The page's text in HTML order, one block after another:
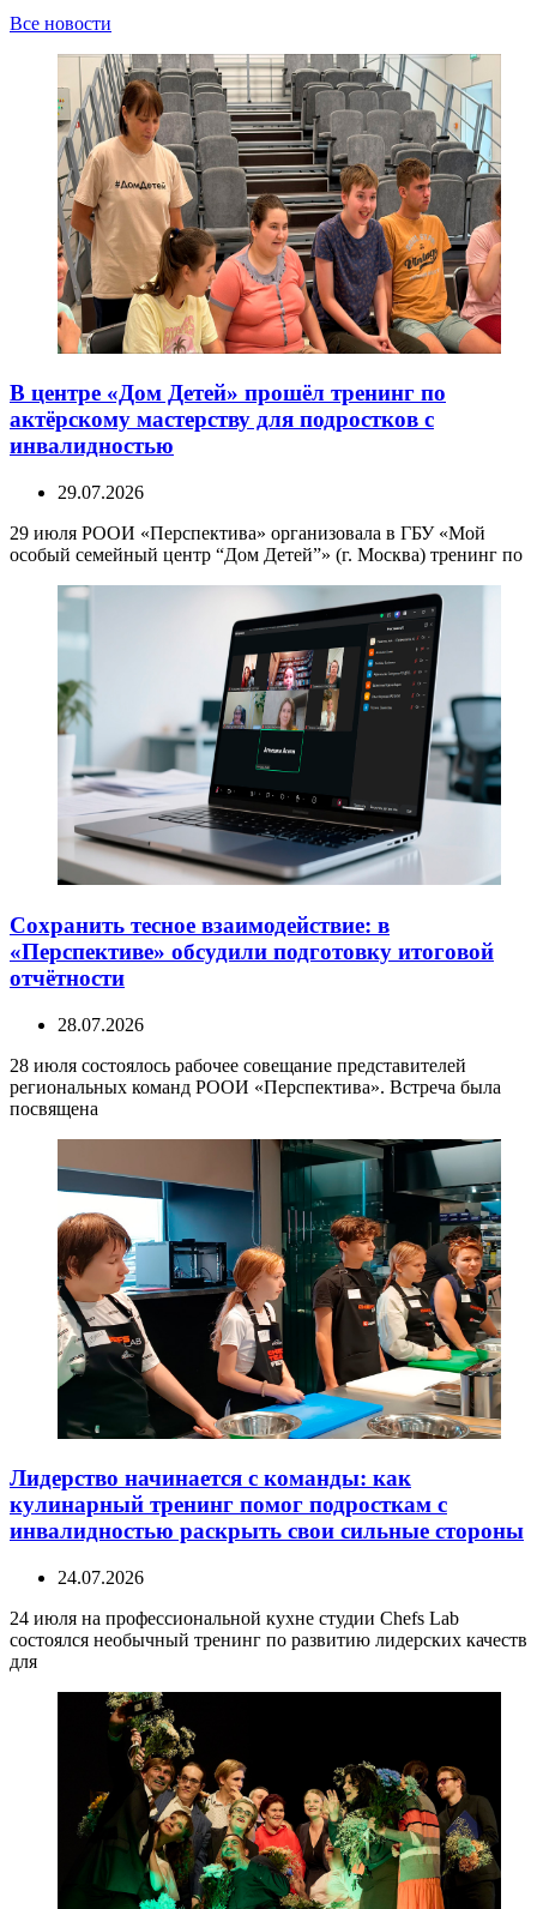
Все новости
В центре «Дом Детей» прошёл тренинг по
актёрскому мастерству для подростков с
инвалидностью
29.07.2026
29 июля РООИ «Перспектива» организовала в ГБУ «Мой
особый семейный центр “Дом Детей”» (г. Москва) тренинг по
Сохранить тесное взаимодействие: в
«Перспективе» обсудили подготовку итоговой
отчётности
28.07.2026
28 июля состоялось рабочее совещание представителей
региональных команд РООИ «Перспектива». Встреча была
посвящена
Лидерство начинается с команды: как
кулинарный тренинг помог подросткам с
инвалидностью раскрыть свои сильные стороны
24.07.2026
24 июля на профессиональной кухне студии Chefs Lab
состоялся необычный тренинг по развитию лидерских качеств
для